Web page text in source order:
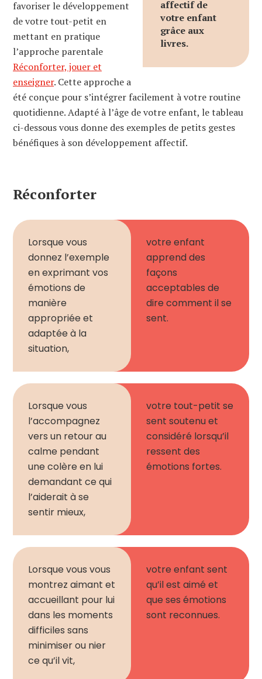
affectif de
votre enfant
grâce aux
livres.
favoriser le développement
de votre tout-petit en
mettant en pratique
l’approche parentale
Réconforter, jouer et
enseigner. Cette approche a
été conçue pour s’intégrer facilement à votre routine
quotidienne. Adapté à l’âge de votre enfant, le tableau
ci-dessous vous donne des exemples de petits gestes
bénéfiques à son développement affectif.
Réconforter
Lorsque vous
donnez l’exemple
en exprimant vos
émotions de
manière
appropriée et
adaptée à la
situation,
votre enfant
apprend des
façons
acceptables de
dire comment il se
sent.
Lorsque vous
l’accompagnez
vers un retour au
calme pendant
une colère en lui
demandant ce qui
l’aiderait à se
sentir mieux,
votre tout-petit se
sent soutenu et
considéré lorsqu’il
ressent des
émotions fortes.
Lorsque vous vous
montrez aimant et
accueillant pour lui
dans les moments
difficiles sans
minimiser ou nier
ce qu’il vit,
votre enfant sent
qu’il est aimé et
que ses émotions
sont reconnues.